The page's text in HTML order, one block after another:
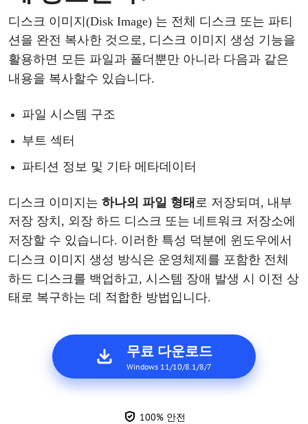
디스크 이미지(Disk Image) 는 전체 디스크 또는 파티
션을 완전 복사한 것으로, 디스크 이미지 생성 기능을
활용하면 모든 파일과 폴더뿐만 아니라 다음과 같은
내용을 복사할수 있습니다.
파일 시스템 구조
부트 섹터
파티션 정보 및 기타 메타데이터
디스크 이미지는 하나의 파일 형태 로 저장되며 , 내부
저장 장치, 외장 하드 디스크 또는 네트워크 저장소에
저장할 수 있습니다. 이러한 특성 덕분에 윈도우에서
디스크 이미지 생성 방식은 운영체제를 포함한 전체
하드 디스크를 백업하고 , 시스템 장애 발생 시 이전 상
태로 복구하는 데 적합한 방법입니다.
무료 다운로드
Windows 11/10/8.1/8/7
100% 안전